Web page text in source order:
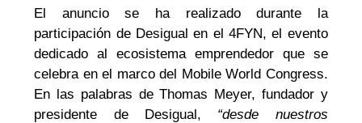
El anuncio se ha realizado durante la
participación de Desigual en el 4FYN, el evento
dedicado al ecosistema emprendedor que se
celebra en el marco del Mobile World Congress.
En las palabras de Thomas Meyer, fundador y
presidente de Desigual, “desde nuestros